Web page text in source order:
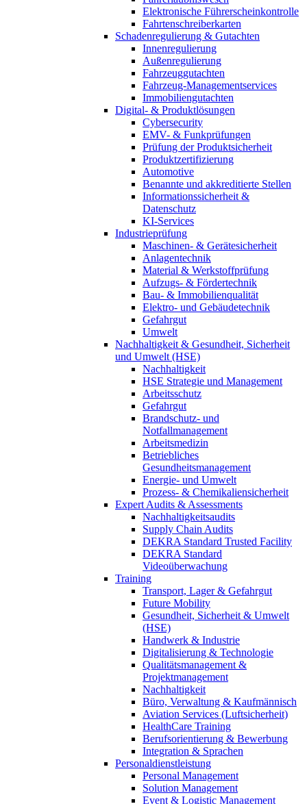
Elektronische Führerscheinkontrolle
Fahrtenschreiberkarten
Schadenregulierung & Gutachten
Innenregulierung
Außenregulierung
Fahrzeuggutachten
Fahrzeug-Managementservices
Immobiliengutachten
Digital- & Produktlösungen
Cybersecurity
EMV- & Funkprüfungen
Prüfung der Produktsicherheit
Produktzertifizierung
Automotive
Benannte und akkreditierte Stellen
Informationssicherheit &
Datenschutz
KI-Services
Industrieprüfung
Maschinen- & Gerätesicherheit
Anlagentechnik
Material & Werkstoffprüfung
Aufzugs- & Fördertechnik
Bau- & Immobilienqualität
Elektro- und Gebäudetechnik
Gefahrgut
Umwelt
Nachhaltigkeit & Gesundheit, Sicherheit
und Umwelt (HSE)
Nachhaltigkeit
HSE Strategie und Management
Arbeitsschutz
Gefahrgut
Brandschutz- und
Notfallmanagement
Arbeitsmedizin
Betriebliches
Gesundheitsmanagement
Energie- und Umwelt
Prozess- & Chemikaliensicherheit
Expert Audits & Assessments
Nachhaltigkeitsaudits
Supply Chain Audits
DEKRA Standard Trusted Facility
DEKRA Standard
Videoüberwachung
Training
Transport, Lager & Gefahrgut
Future Mobility
Gesundheit, Sicherheit & Umwelt
(HSE)
Handwerk & Industrie
Digitalisierung & Technologie
Qualitätsmanagement &
Projektmanagement
Nachhaltigkeit
Büro, Verwaltung & Kaufmännisch
Aviation Services (Luftsicherheit)
HealthCare Training
Berufsorientierung & Bewerbung
Integration & Sprachen
Personaldienstleistung
Personal Management
Solution Management
Event & Logistic Management